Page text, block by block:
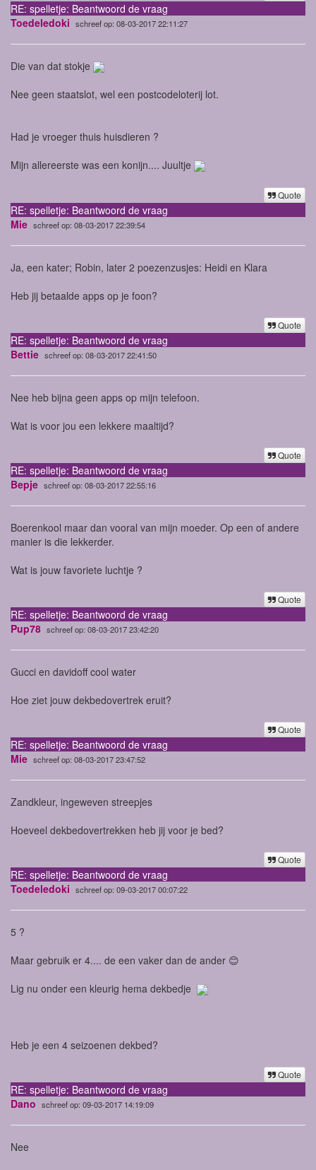
RE: spelletje: Beantwoord de vraag
Toedeledoki schreef op: 08-03-2017 22:11:27
Die van dat stokje
Nee geen staatslot, wel een postcodeloterij lot.
Had je vroeger thuis huisdieren ?
Mijn allereerste was een konijn.... Juultje
Quote
RE: spelletje: Beantwoord de vraag
Mie schreef op: 08-03-2017 22:39:54
Ja, een kater; Robin, later 2 poezenzusjes: Heidi en Klara
Heb jij betaalde apps op je foon?
Quote
RE: spelletje: Beantwoord de vraag
Bettie schreef op: 08-03-2017 22:41:50
Nee heb bijna geen apps op mijn telefoon.
Wat is voor jou een lekkere maaltijd?
Quote
RE: spelletje: Beantwoord de vraag
Bepje schreef op: 08-03-2017 22:55:16
Boerenkool maar dan vooral van mijn moeder. Op een of andere
manier is die lekkerder.
Wat is jouw favoriete luchtje ?
Quote
RE: spelletje: Beantwoord de vraag
Pup78 schreef op: 08-03-2017 23:42:20
Gucci en davidoff cool water
Hoe ziet jouw dekbedovertrek eruit?
Quote
RE: spelletje: Beantwoord de vraag
Mie schreef op: 08-03-2017 23:47:52
Zandkleur, ingeweven streepjes
Hoeveel dekbedovertrekken heb jij voor je bed?
Quote
RE: spelletje: Beantwoord de vraag
Toedeledoki schreef op: 09-03-2017 00:07:22
5 ?
Maar gebruik er 4.... de een vaker dan de ander 😊
Lig nu onder een kleurig hema dekbedje
Heb je een 4 seizoenen dekbed?
Quote
RE: spelletje: Beantwoord de vraag
Dano schreef op: 09-03-2017 14:19:09
Nee